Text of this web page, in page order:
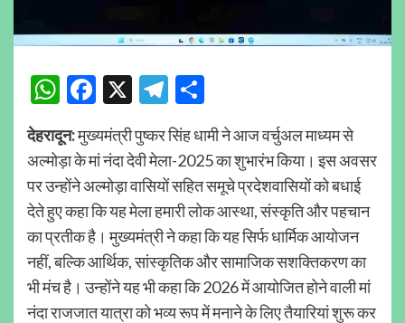
WhatsApp
Facebook
X Telegram
देहरादून:मुख्यमंत्री पुष्कर सिंह धामी ने आज वर्चुअल माध्यम से
अल्मोड़ा के मां नंदा देवी मेला-2025 का शुभारंभ किया। इस अवसर
पर उन्होंने अल्मोड़ा वासियों सहित समूचे प्रदेशवासियों को बधाई
देते हुए कहा कि यह मेला हमारी लोक आस्था, संस्कृति और पहचान
का प्रतीक है। मुख्यमंत्री ने कहा कि यह सिर्फ धार्मिक आयोजन
नहीं, बल्कि आर्थिक, सांस्कृतिक और सामाजिक सशक्तिकरण का
भी मंच है। उन्होंने यह भी कहा कि 2026 में आयोजित होने वाली मां
नंदा राजजात यात्रा को भव्य रूप में मनाने के लिए तैयारियां शुरू कर